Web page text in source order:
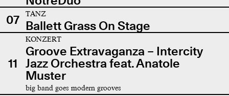
07
TANZ
Ballett Grass On Stage
11
KONZERT
Groove Extravaganza – Intercity
Jazz Orchestra feat. Anatole
Muster
big band goes modern grooves